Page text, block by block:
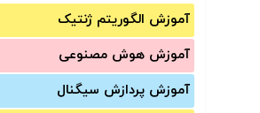
آموزش الگوریتم ژنتیک
آموزش‌ هوش مصنوعی
آموزش‌ پردازش سیگنال